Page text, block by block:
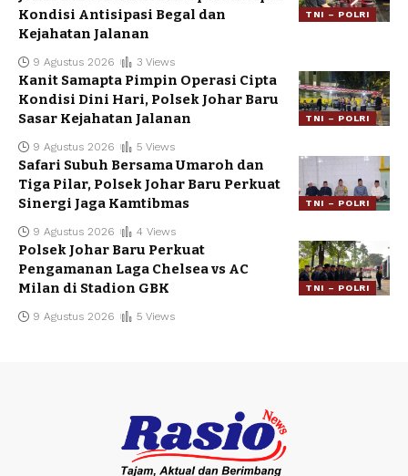
TNI – POLRI
Kondisi Antisipasi Begal dan
Kejahatan Jalanan
9 Agustus 2026 3 Views
TNI – POLRI
Kanit Samapta Pimpin Operasi Cipta
Kondisi Dini Hari, Polsek Johar Baru
Sasar Kejahatan Jalanan
9 Agustus 2026 5 Views
TNI – POLRI
Safari Subuh Bersama Umaroh dan
Tiga Pilar, Polsek Johar Baru Perkuat
Sinergi Jaga Kamtibmas
9 Agustus 2026 4 Views
TNI – POLRI
Polsek Johar Baru Perkuat
Pengamanan Laga Chelsea vs AC
Milan di Stadion GBK
9 Agustus 2026 5 Views